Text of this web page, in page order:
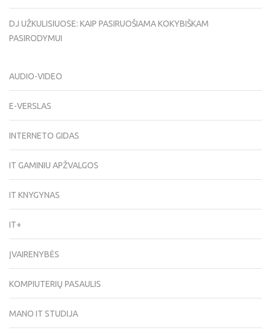
DJ UŽKULISIUOSE: KAIP PASIRUOŠIAMA KOKYBIŠKAM
PASIRODYMUI
AUDIO-VIDEO
E-VERSLAS
INTERNETO GIDAS
IT GAMINIU APŽVALGOS
IT KNYGYNAS
IT+
ĮVAIRENYBĖS
KOMPIUTERIŲ PASAULIS
MANO IT STUDIJA